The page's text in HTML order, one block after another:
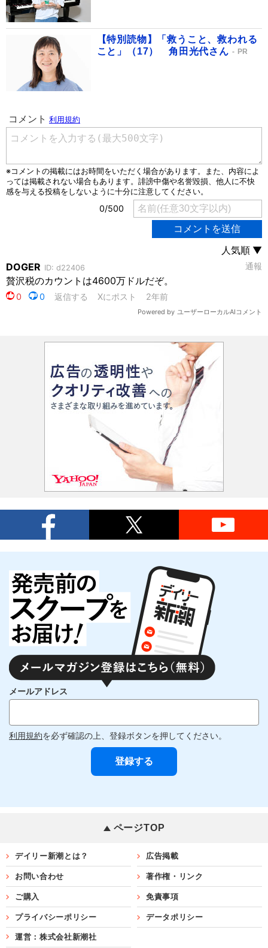
【特別読物】「救うこと、救われる
こと」（17） 角田光代さん
PR
メールアドレス
利用規約を必ず確認の上、登録ボタンを押してください。
ページTOP
デイリー新潮とは？ 広告掲載
お問い合わせ 著作権・リンク
ご購入 免責事項
プライバシーポリシー データポリシー
運営：株式会社新潮社